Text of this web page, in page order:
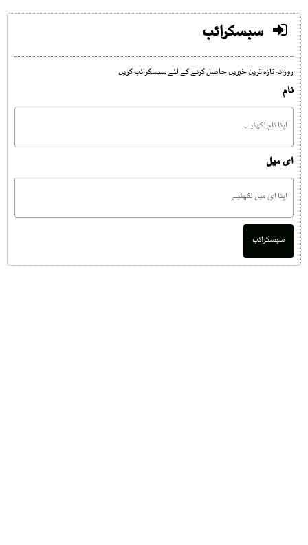
سبسکرائب
روزانہ تازہ ترین خبریں حاصل کرنے کے لئے سبسکرائب کریں
نام
ای میل
سبسکرائب